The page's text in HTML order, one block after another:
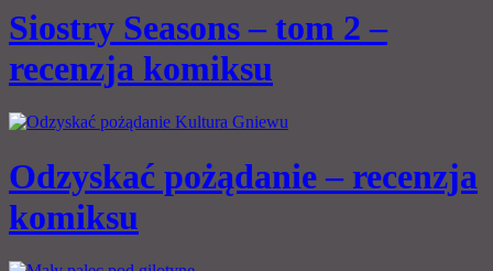
Siostry Seasons – tom 2 –
recenzja komiksu
Odzyskać pożądanie – recenzja
komiksu